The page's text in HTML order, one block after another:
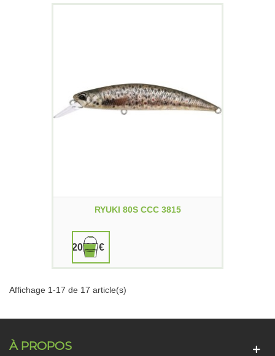
RYUKI 80S CCC 3815
20,00 €
Affichage 1-17 de 17 article(s)
À PROPOS